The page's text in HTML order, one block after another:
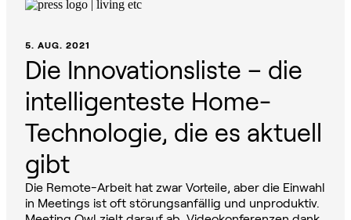
5. AUG. 2021
Die Innovationsliste – die
intelligenteste Home-
Technologie, die es aktuell
gibt
Die Remote-Arbeit hat zwar Vorteile, aber die Einwahl
in Meetings ist oft störungsanfällig und unproduktiv.